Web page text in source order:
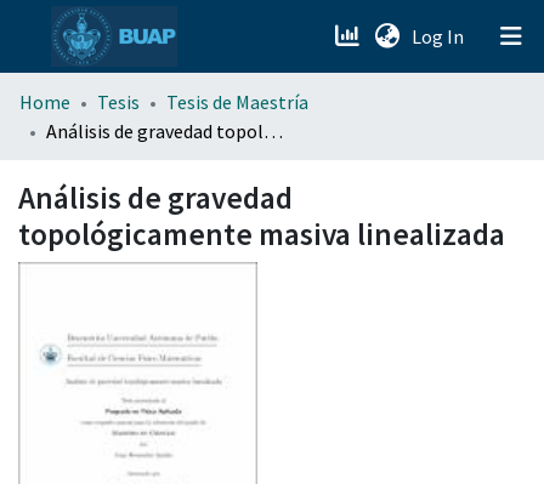
Log In (current)
menu.section.about_menu
Home Tesis
Tesis de Maestría
Análisis de gravedad topológicamente masiva linealizada
Análisis de gravedad
topológicamente masiva linealizada